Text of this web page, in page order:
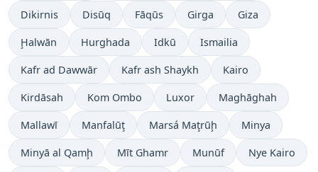
Dikirnis Disūq Fāqūs Girga Giza
Ḩalwān Hurghada Idkū Ismailia
Kafr ad Dawwār Kafr ash Shaykh Kairo
Kirdāsah Kom Ombo Luxor Maghāghah
Mallawī Manfalūţ Marsá Maţrūḩ Minya
Minyā al Qamḩ Mīt Ghamr Munūf Nye Kairo